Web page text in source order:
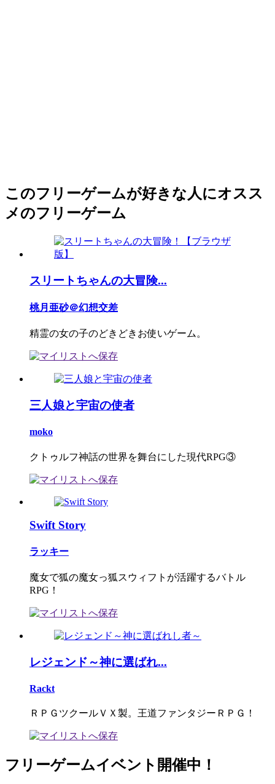
このフリーゲームが好きな人にオスス
メのフリーゲーム
スリートちゃんの大冒険...
桃月亜砂＠幻想交差
精霊の女の子のどきどきお使いゲーム。
三人娘と宇宙の使者
moko
クトゥルフ神話の世界を舞台にした現代RPG③
Swift Story
ラッキー
魔女で狐の魔女っ狐スウィフトが活躍するバトル
RPG！
レジェンド～神に選ばれ...
Rackt
ＲＰＧツクールＶＸ製。王道ファンタジーＲＰＧ！
フリーゲームイベント開催中！